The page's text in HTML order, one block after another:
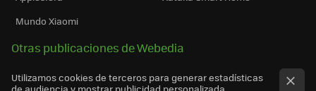
Mundo Xiaomi
Otras publicaciones de Webedia
Utilizamos cookies de terceros para generar estadísticas